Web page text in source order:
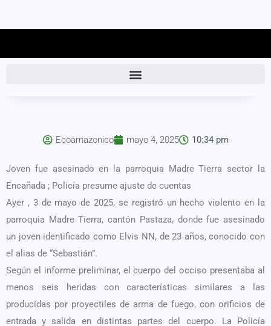
Ecoamazonico mayo 4, 2025 10:34 pm
Joven fue asesinado en la parroquia Madre Tierra sector la
Encañada ; Policía presume ajuste de cuentas
Ayer , 3 de mayo de 2025, se registró un hecho violento en la
parroquia Madre Tierra, cantón Pastaza, donde fue asesinado
un joven identificado como Elvis NN, de 23 años, conocido con
el alias de “Sebastián”.
Según el informe preliminar, el cuerpo del occiso presentaba al
menos seis heridas con características similares a las
producidas por proyectiles de arma de fuego, con orificios de
entrada y salida en distintas partes del cuerpo. La Policía